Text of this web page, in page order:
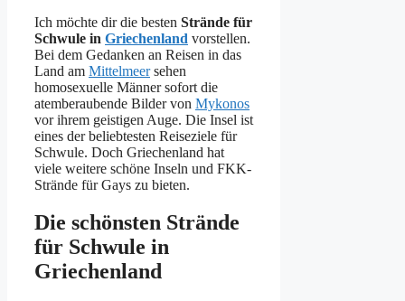
Ich möchte dir die besten Strände für
Schwule in Griechenland vorstellen.
Bei dem Gedanken an Reisen in das
Land am Mittelmeersehen
homosexuelle Männer sofort die
atemberaubende Bilder von Mykonos
vor ihrem geistigen Auge. Die Insel ist
eines der beliebtesten Reiseziele für
Schwule. Doch Griechenland hat
viele weitere schöne Inseln und FKK-
Strände für Gays zu bieten.
Die schönsten Strände
für Schwule in
Griechenland